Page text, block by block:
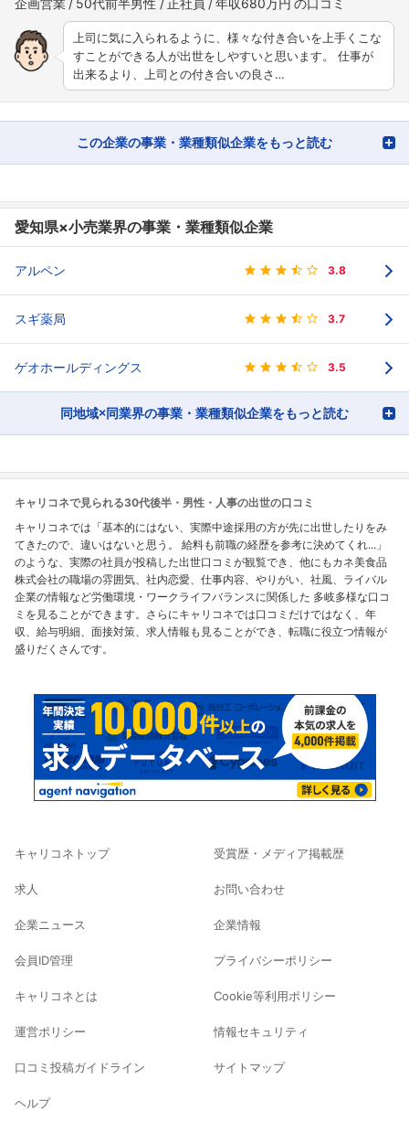
上司に気に入られるように、様々な付き合いを上手くこな
すことができる人が出世をしやすいと思います。 仕事が
出来るより、上司との付き合いの良さ…
この企業の事業・業種類似企業をもっと読む
愛知県×小売業界の事業・業種類似企業
アルペン 3.8
スギ薬局 3.7
ゲオホールディングス 3.5
同地域×同業界の事業・業種類似企業をもっと読む
キャリコネで見られる30代後半・男性・人事の出世の口コミ
キャリコネでは「基本的にはない、実際中途採用の方が先に出世したりをみ
てきたので、違いはないと思う。 給料も前職の経歴を参考に決めてくれ...」
のような、実際の社員が投稿した出世口コミが観覧でき、他にもカネ美食品
株式会社の職場の雰囲気、社内恋愛、仕事内容、やりがい、社風、ライバル
企業の情報など労働環境・ワークライフバランスに関係した 多岐多様な口コ
ミを見ることができます。さらにキャリコネでは口コミだけではなく、年
収、給与明細、面接対策、求人情報も見ることができ、転職に役立つ情報が
盛りだくさんです。
キャリコネトップ
求人
企業ニュース
会員ID管理
キャリコネとは
運営ポリシー
口コミ投稿ガイドライン
ヘルプ
受賞歴・メディア掲載歴
お問い合わせ
企業情報
プライバシーポリシー
Cookie等利用ポリシー
情報セキュリティ
サイトマップ